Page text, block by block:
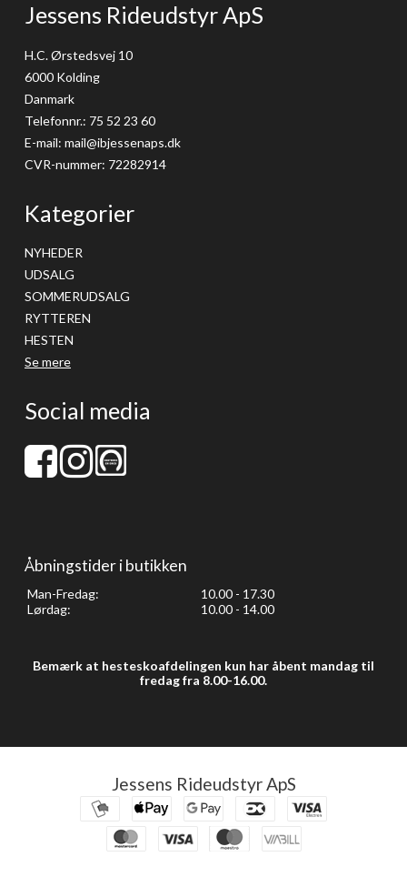
Jessens Rideudstyr ApS
H.C. Ørstedsvej 10
6000 Kolding
Danmark
Telefonnr.: 75 52 23 60
E-mail: mail@ibjessenaps.dk
CVR-nummer: 72282914
Kategorier
NYHEDER
UDSALG
SOMMERUDSALG
RYTTEREN
HESTEN
Se mere
Social media
Åbningstider i butikken
Man-Fredag:
10.00 - 17.30
Lørdag:
10.00 - 14.00
Bemærk at hesteskoafdelingen kun har åbent mandag til
fredag fra 8.00-16.00.
Jessens Rideudstyr ApS